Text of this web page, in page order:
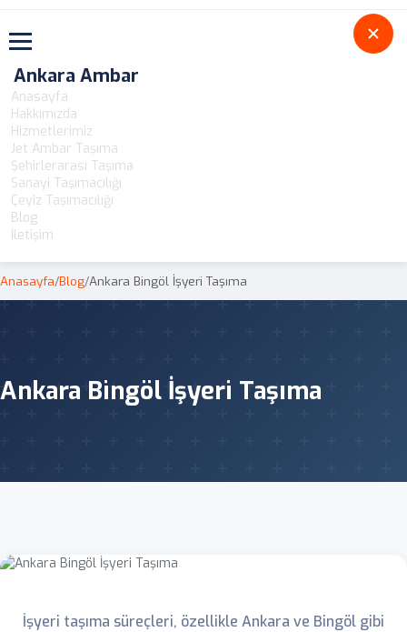
Toggle navigation
Ankara Ambar
Anasayfa
Hakkımızda
Hizmetlerimiz
Jet Ambar Taşıma
Şehirlerarası Taşıma
Sanayi Taşımacılığı
Çeyiz Taşımacılığı
Blog
İletişim
Anasayfa/Blog/Ankara Bingöl İşyeri Taşıma
Ankara Bingöl İşyeri Taşıma
İşyeri taşıma süreçleri, özellikle Ankara ve Bingöl gibi